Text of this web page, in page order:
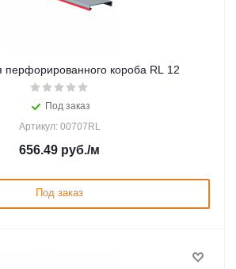
перфорированного короба RL 12
Под заказ
Артикул: 00707RL
656.49 руб./м
Под заказ